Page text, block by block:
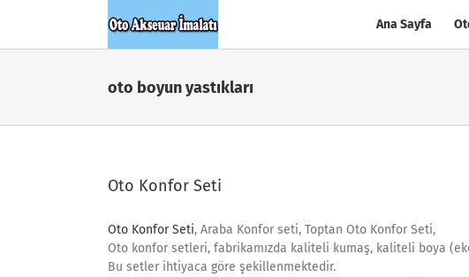
content
Ana Sayfa
oto boyun yastıkları
Oto Konfor Seti
Oto Konfor Seti, Araba Konfor seti, Toptan Oto Konfor Seti,
Oto konfor setleri, fabrikamızda kaliteli kumaş, kaliteli boya
Bu setler ihtiyaca göre şekillenmektedir.